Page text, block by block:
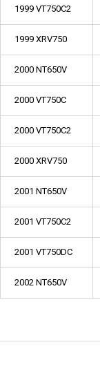
1999 VT750C2
1999 XRV750
2000 NT650V
2000 VT750C
2000 VT750C2
2000 XRV750
2001 NT650V
2001 VT750C2
2001 VT750DC
2002 NT650V